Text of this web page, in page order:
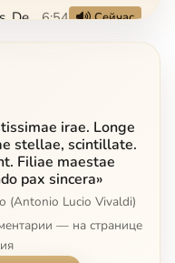
6:54 Сейчас
Clarae stellae, scintillate. Coeli repleti iam novo splendore 0:41
iubilare
2:24
irae. Longe
stellae, scintillate.
Filiae maestae
pax sincera»
(Antonio Lucio Vivaldi)
— на странице